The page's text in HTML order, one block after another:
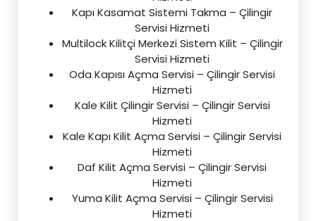
Kapı Kasamat Sistemi Takma – Çilingir
Servisi Hizmeti
Multilock Kilitçi Merkezi Sistem Kilit – Çilingir
Servisi Hizmeti
Oda Kapısı Açma Servisi – Çilingir Servisi
Hizmeti
Kale Kilit Çilingir Servisi – Çilingir Servisi
Hizmeti
Kale Kapı Kilit Açma Servisi – Çilingir Servisi
Hizmeti
Daf Kilit Açma Servisi – Çilingir Servisi
Hizmeti
Yuma Kilit Açma Servisi – Çilingir Servisi
Hizmeti